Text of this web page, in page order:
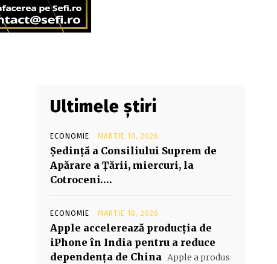
Ultimele știri
ECONOMIE MARTIE 10, 2026
Şedinţă a Consiliului Suprem de
Apărare a Ţării, miercuri, la
Cotroceni….
ECONOMIE MARTIE 10, 2026
Apple accelerează producția de
iPhone în India pentru a reduce
dependența de China Apple a produs